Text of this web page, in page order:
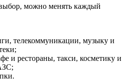
можно менять каждый
телекоммуникации, музыку и
и рестораны, такси, косметику и